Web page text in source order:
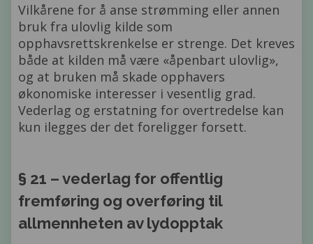
Vilkårene for å anse strømming eller annen
bruk fra ulovlig kilde som
opphavsrettskrenkelse er strenge. Det kreves
både at kilden må være «åpenbart ulovlig»,
og at bruken må skade opphavers
økonomiske interesser i vesentlig grad.
Vederlag og erstatning for overtredelse kan
kun ilegges der det foreligger forsett.
§ 21 – vederlag for offentlig
fremføring og overføring til
allmennheten av lydopptak